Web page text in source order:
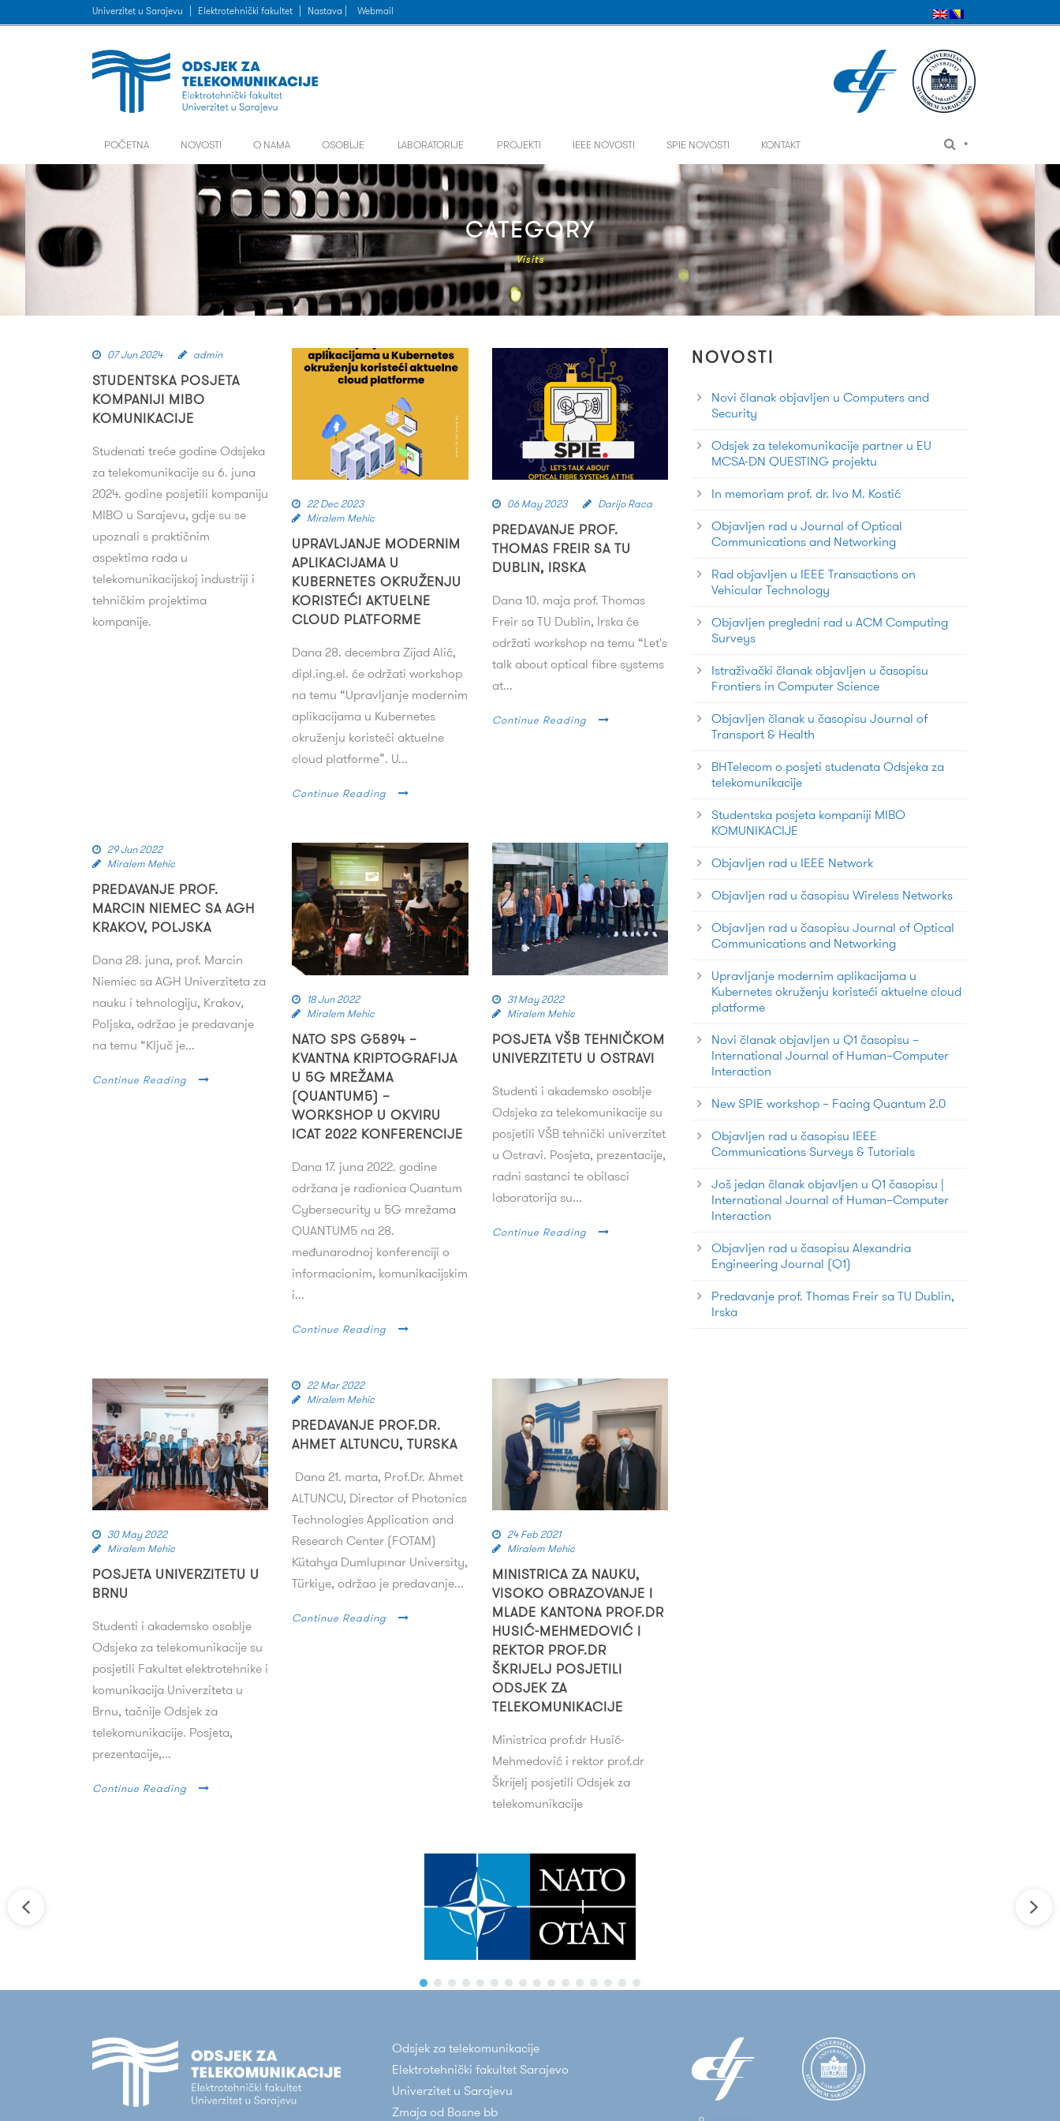
Univerzitet u Sarajevu Elektrotehnički fakultet Nastava | Webmail
POČETNA NOVOSTI O NAMA OSOBLJE LABORATORIJE PROJEKTI IEEE NOVOSTI SPIE NOVOSTI KONTAKT •
CATEGORY
Visits
07 Jun 2024 admin
STUDENTSKA POSJETA
KOMPANIJI MIBO
KOMUNIKACIJE
Studenati treće godine Odsjeka
za telekomunikacije su 6. juna
2024. godine posjetili kompaniju
MIBO u Sarajevu, gdje su se
upoznali s praktičnim
aspektima rada u
telekomunikacijskoj industriji i
tehničkim projektima
kompanije.
22 Dec 2023
Miralem Mehic
UPRAVLJANJE MODERNIM
APLIKACIJAMA U
KUBERNETES OKRUŽENJU
KORISTEĆI AKTUELNE
CLOUD PLATFORME
Dana 28. decembra Zijad Alić,
dipl.ing.el. će održati workshop
na temu “Upravljanje modernim
aplikacijama u Kubernetes
okruženju koristeći aktuelne
cloud platforme”. U...
Continue Reading
06 May 2023 Darijo Raca
PREDAVANJE PROF.
THOMAS FREIR SA TU
DUBLIN, IRSKA
Dana 10. maja prof. Thomas
Freir sa TU Dublin, Irska će
održati workshop na temu “Let's
talk about optical fibre systems
at...
Continue Reading
29 Jun 2022
Miralem Mehic
PREDAVANJE PROF.
MARCIN NIEMEC SA AGH
KRAKOV, POLJSKA
Dana 28. juna, prof. Marcin
Niemiec sa AGH Univerziteta za
nauku i tehnologiju, Krakov,
Poljska, održao je predavanje
na temu “Ključ je...
Continue Reading
18 Jun 2022
Miralem Mehic
NATO SPS G5894 –
KVANTNA KRIPTOGRAFIJA
U 5G MREŽAMA
(QUANTUM5) –
WORKSHOP U OKVIRU
ICAT 2022 KONFERENCIJE
Dana 17. juna 2022. godine
održana je radionica Quantum
Cybersecurity u 5G mrežama
QUANTUM5 na 28.
međunarodnoj konferenciji o
informacionim, komunikacijskim
i...
Continue Reading
31 May 2022
Miralem Mehic
POSJETA VŠB TEHNIČKOM
UNIVERZITETU U OSTRAVI
Studenti i akademsko osoblje
Odsjeka za telekomunikacije su
posjetili VŠB tehnički univerzitet
u Ostravi. Posjeta, prezentacije,
radni sastanci te obilasci
laboratorija su...
Continue Reading
30 May 2022
Miralem Mehic
POSJETA UNIVERZITETU U
BRNU
Studenti i akademsko osoblje
Odsjeka za telekomunikacije su
posjetili Fakultet elektrotehnike i
komunikacija Univerziteta u
Brnu, tačnije Odsjek za
telekomunikacije. Posjeta,
prezentacije,...
Continue Reading
22 Mar 2022
Miralem Mehic
PREDAVANJE PROF.DR.
AHMET ALTUNCU, TURSKA
Dana 21. marta, Prof.Dr. Ahmet
ALTUNCU, Director of Photonics
Technologies Application and
Research Center (FOTAM)
Kütahya Dumlupınar University,
Türkiye, održao je predavanje...
Continue Reading
24 Feb 2021
Miralem Mehic
MINISTRICA ZA NAUKU,
VISOKO OBRAZOVANJE I
MLADE KANTONA PROF.DR
HUSIĆ-MEHMEDOVIĆ I
REKTOR PROF.DR
ŠKRIJELJ POSJETILI
ODSJEK ZA
TELEKOMUNIKACIJE
Ministrica prof.dr Husić-
Mehmedović i rektor prof.dr
Škrijelj posjetili Odsjek za
telekomunikacije
NOVOSTI
Novi članak objavljen u Computers and
Security
Odsjek za telekomunikacije partner u EU
MCSA-DN QUESTING projektu
In memoriam prof. dr. Ivo M. Kostić
Objavljen rad u Journal of Optical
Communications and Networking
Rad objavljen u IEEE Transactions on
Vehicular Technology
Objavljen pregledni rad u ACM Computing
Surveys
Istraživački članak objavljen u časopisu
Frontiers in Computer Science
Objavljen članak u časopisu Journal of
Transport & Health
BHTelecom o posjeti studenata Odsjeka za
telekomunikacije
Studentska posjeta kompaniji MIBO
KOMUNIKACIJE
Objavljen rad u IEEE Network
Objavljen rad u časopisu Wireless Networks
Objavljen rad u časopisu Journal of Optical
Communications and Networking
Upravljanje modernim aplikacijama u
Kubernetes okruženju koristeći aktuelne cloud
platforme
Novi članak objavljen u Q1 časopisu –
International Journal of Human–Computer
Interaction
New SPIE workshop – Facing Quantum 2.0
Objavljen rad u časopisu IEEE
Communications Surveys & Tutorials
Još jedan članak objavljen u Q1 časopisu |
International Journal of Human–Computer
Interaction
Objavljen rad u časopisu Alexandria
Engineering Journal (Q1)
Predavanje prof. Thomas Freir sa TU Dublin,
Irska
Odsjek za telekomunikacije
Elektrotehnički fakultet Sarajevo
Univerzitet u Sarajevu
Zmaja od Bosne bb